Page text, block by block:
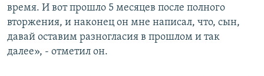
время. И вот прошло 5 месяцев после полного
вторжения, и наконец он мне написал, что, сын,
давай оставим разногласия в прошлом и так
далее», - отметил он.